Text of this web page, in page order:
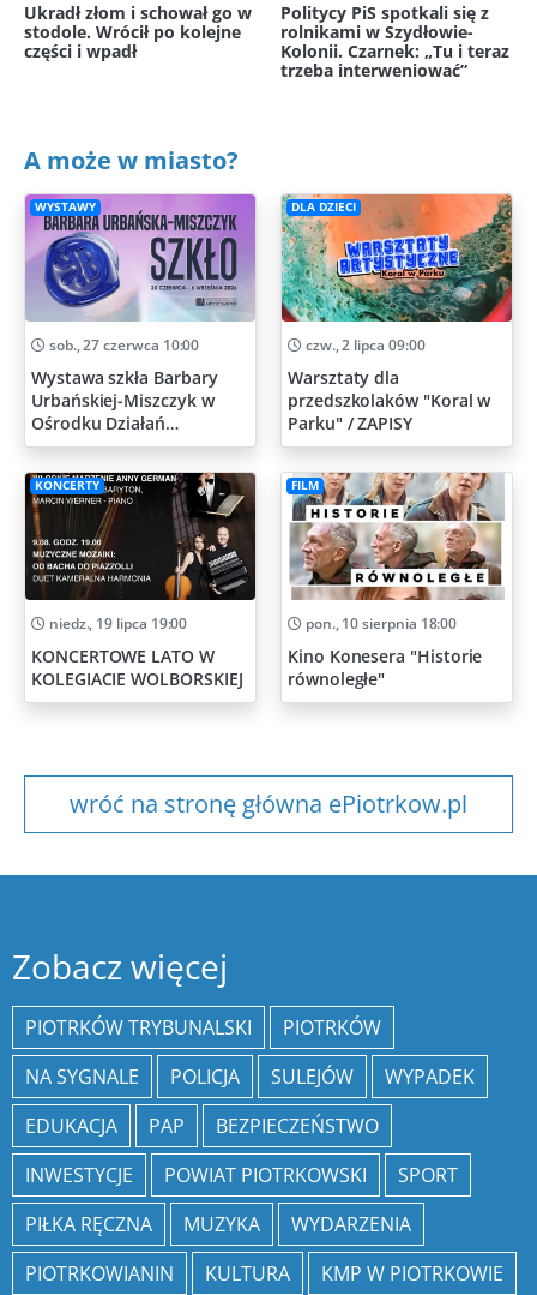
Ukradł złom i schował go w
stodole. Wrócił po kolejne
części i wpadł
Politycy PiS spotkali się z
rolnikami w Szydłowie-
Kolonii. Czarnek: „Tu i teraz
trzeba interweniować”
A może w miasto?
WYSTAWY
sob., 27 czerwca 10:00
Wystawa szkła Barbary
Urbańskiej-Miszczyk w
Ośrodku Działań
Artystycznych
DLA DZIECI
czw., 2 lipca 09:00
Warsztaty dla
przedszkolaków "Koral w
Parku" / ZAPISY
KONCERTY
niedz., 19 lipca 19:00
KONCERTOWE LATO W
KOLEGIACIE WOLBORSKIEJ
FILM
pon., 10 sierpnia 18:00
Kino Konesera "Historie
równoległe"
wróć na stronę główna ePiotrkow.pl
Zobacz więcej
PIOTRKÓW TRYBUNALSKI
PIOTRKÓW
NA SYGNALE
POLICJA SULEJÓW
WYPADEK
EDUKACJA
PAP
BEZPIECZEŃSTWO
INWESTYCJE
POWIAT PIOTRKOWSKI
SPORT
PIŁKA RĘCZNA
MUZYKA
WYDARZENIA
PIOTRKOWIANIN
KULTURA
KMP W PIOTRKOWIE